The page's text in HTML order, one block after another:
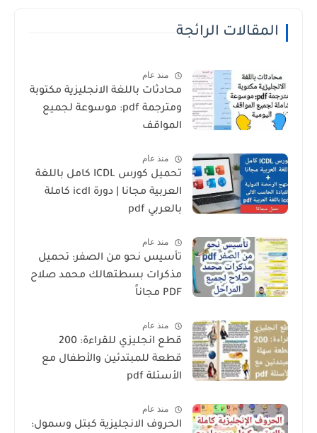
المقالات الرائجة
منذ عام
محادثات باللغة الانجليزية مكتوبة
ومترجمة pdf: موسوعة لجميع
المواقف
منذ عام
تحميل كورس ICDL كامل باللغة
العربية مجانا | دورة icdl كاملة
بالعربي pdf
منذ عام
تأسيس نحو من الصفر: تحميل
مذكرات بسطتهالك محمد صلاح
PDF مجاناً
منذ عام
قطع انجليزي للقراءة: 200
قطعة للمبتدئين والأطفال مع
الأسئلة pdf
منذ عام
الحروف الانجليزية كبتل وسمول: